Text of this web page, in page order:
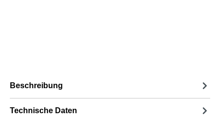
Beschreibung
Technische Daten